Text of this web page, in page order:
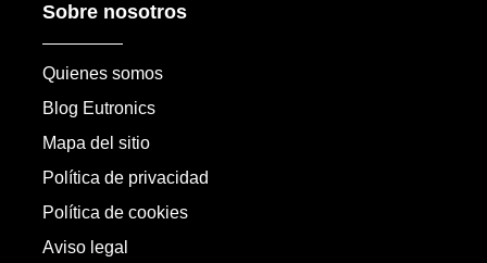
Sobre nosotros
Quienes somos
Blog Eutronics
Mapa del sitio
Política de privacidad
Política de cookies
Aviso legal